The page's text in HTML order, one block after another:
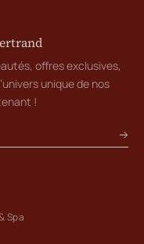
offres exclusives,
unique de nos
!
Spa